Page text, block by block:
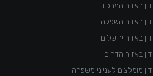
דין באזור המרכז
דין באזור השפלה
באזור ירושלים
דין באזור הדרום
דין מומלצים לענייני משפחה